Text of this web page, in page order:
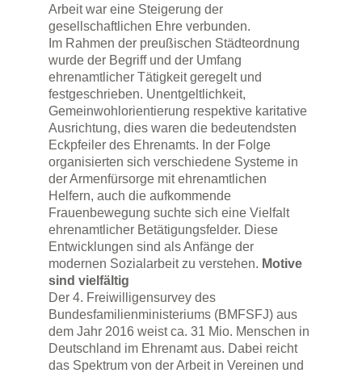
Arbeit war eine Steigerung der
gesellschaftlichen Ehre verbunden.
Im Rahmen der preußischen Städteordnung
wurde der Begriff und der Umfang
ehrenamtlicher Tätigkeit geregelt und
festgeschrieben. Unentgeltlichkeit,
Gemeinwohlorientierung respektive karitative
Ausrichtung, dies waren die bedeutendsten
Eckpfeiler des Ehrenamts. In der Folge
organisierten sich verschiedene Systeme in
der Armenfürsorge mit ehrenamtlichen
Helfern, auch die aufkommende
Frauenbewegung suchte sich eine Vielfalt
ehrenamtlicher Betätigungsfelder. Diese
Entwicklungen sind als Anfänge der
modernen Sozialarbeit zu verstehen. Motive
sind vielfältig
Der 4. Freiwilligensurvey des
Bundesfamilienministeriums (BMFSFJ) aus
dem Jahr 2016 weist ca. 31 Mio. Menschen in
Deutschland im Ehrenamt aus. Dabei reicht
das Spektrum von der Arbeit in Vereinen und